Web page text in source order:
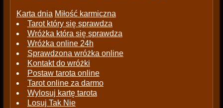
Karta dnia Miłość karmiczna
Tarot który się sprawdza
Wróżka która się sprawdza
Wróżka online 24h
Sprawdzona wróżka online
Kontakt do wróżki
Postaw tarota online
Tarot online za darmo
Wylosuj kartę tarota
Losuj Tak Nie